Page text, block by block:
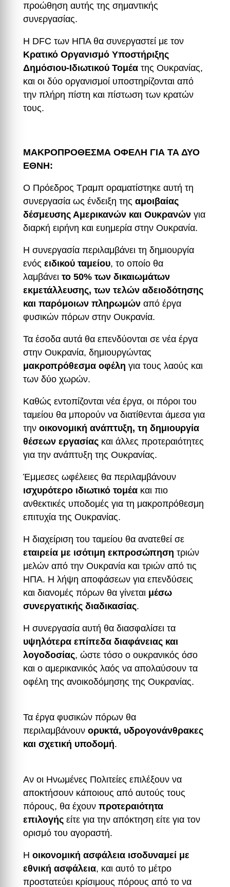
προώθηση αυτής της σημαντικής
συνεργασίας.
Η DFC των ΗΠΑ θα συνεργαστεί με τον
Κρατικό Οργανισμό Υποστήριξης
Δημόσιου-Ιδιωτικού Τομέατης Ουκρανίας,
και οι δύο οργανισμοί υποστηρίζονται από
την πλήρη πίστη και πίστωση των κρατών
τους.
ΜΑΚΡΟΠΡΟΘΕΣΜΑ ΟΦΕΛΗ ΓΙΑ ΤΑ ΔΥΟ
ΕΘΝΗ:
Ο Πρόεδρος Τραμπ οραματίστηκε αυτή τη
συνεργασία ως ένδειξη της αμοιβαίας
δέσμευσης Αμερικανών και Ουκρανώνγια
διαρκή ειρήνη και ευημερία στην Ουκρανία.
Η συνεργασία περιλαμβάνει τη δημιουργία
ενός ειδικού ταμείου, το οποίο θα
λαμβάνει το 50% των δικαιωμάτων
εκμετάλλευσης, των τελών αδειοδότησης
και παρόμοιων πληρωμώναπό έργα
φυσικών πόρων στην Ουκρανία.
Τα έσοδα αυτά θα επενδύονται σε νέα έργα
στην Ουκρανία, δημιουργώντας
μακροπρόθεσμα οφέλη για τους λαούς και
των δύο χωρών.
Καθώς εντοπίζονται νέα έργα, οι πόροι του
ταμείου θα μπορούν να διατίθενται άμεσα για
την οικονομική ανάπτυξη, τη δημιουργία
θέσεων εργασίαςκαι άλλες προτεραιότητες
για την ανάπτυξη της Ουκρανίας.
Έμμεσες ωφέλειες θα περιλαμβάνουν
ισχυρότερο ιδιωτικό τομέακαι πιο
ανθεκτικές υποδομές για τη μακροπρόθεσμη
επιτυχία της Ουκρανίας.
Η διαχείριση του ταμείου θα ανατεθεί σε
εταιρεία με ισότιμη εκπροσώπηση τριών
μελών από την Ουκρανία και τριών από τις
ΗΠΑ. Η λήψη αποφάσεων για επενδύσεις
και διανομές πόρων θα γίνεται μέσω
συνεργατικής διαδικασίας.
Η συνεργασία αυτή θα διασφαλίσει τα
υψηλότερα επίπεδα διαφάνειας και
λογοδοσίας, ώστε τόσο ο ουκρανικός όσο
και ο αμερικανικός λαός να απολαύσουν τα
οφέλη της ανοικοδόμησης της Ουκρανίας.
Τα έργα φυσικών πόρων θα
περιλαμβάνουν ορυκτά, υδρογονάνθρακες
και σχετική υποδομή.
Αν οι Ηνωμένες Πολιτείες επιλέξουν να
αποκτήσουν κάποιους από αυτούς τους
πόρους, θα έχουν προτεραιότητα
επιλογήςείτε για την απόκτηση είτε για τον
ορισμό του αγοραστή.
Η οικονομική ασφάλεια ισοδυναμεί με
εθνική ασφάλεια, και αυτό το μέτρο
προστατεύει κρίσιμους πόρους από το να